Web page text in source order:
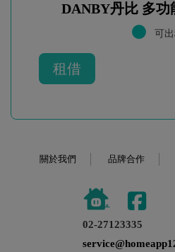
DANBY丹比 多功
可出
租借
關於我們 品牌合作
02-27123335